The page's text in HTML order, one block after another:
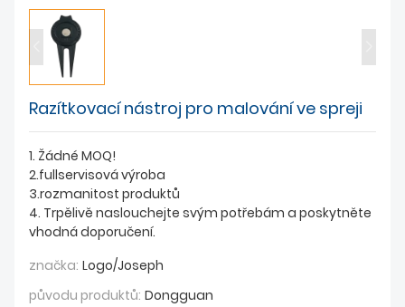
Razítkovací nástroj pro malování ve spreji
1. Žádné MOQ!
2.fullservisová výroba
3.rozmanitost produktů
4. Trpělivě naslouchejte svým potřebám a poskytněte
vhodná doporučení.
značka: Logo/Joseph
původu produktů: Dongguan